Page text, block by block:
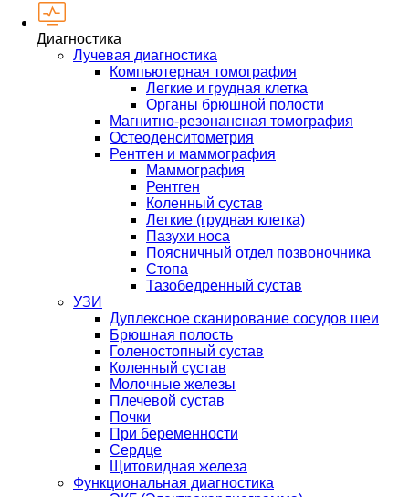
Диагностика
Лучевая диагностика
Компьютерная томография
Легкие и грудная клетка
Органы брюшной полости
Магнитно-резонансная томография
Остеоденситометрия
Рентген и маммография
Маммография
Рентген
Коленный сустав
Легкие (грудная клетка)
Пазухи носа
Поясничный отдел позвоночника
Стопа
Тазобедренный сустав
УЗИ
Дуплексное сканирование сосудов шеи
Брюшная полость
Голеностопный сустав
Коленный сустав
Молочные железы
Плечевой сустав
Почки
При беременности
Сердце
Щитовидная железа
Функциональная диагностика